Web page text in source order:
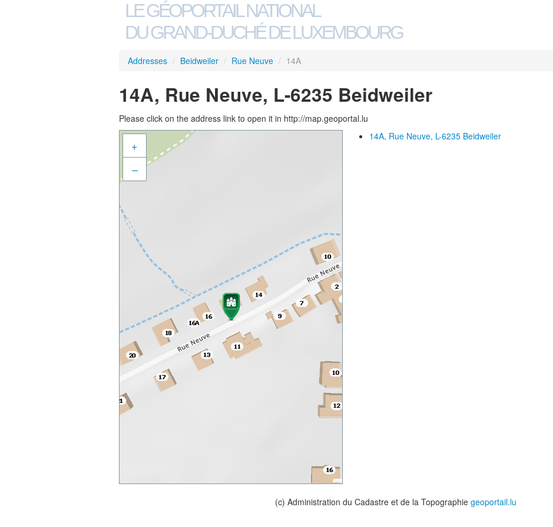
LE GÉOPORTAIL NATIONAL
DU GRAND-DUCHÉ DE LUXEMBOURG
Addresses / Beidweiler / Rue Neuve / 14A
14A, Rue Neuve, L-6235 Beidweiler
Please click on the address link to open it in http://map.geoportal.lu
+
–
14A, Rue Neuve, L-6235 Beidweiler
(c) Administration du Cadastre et de la Topographie geoportail.lu